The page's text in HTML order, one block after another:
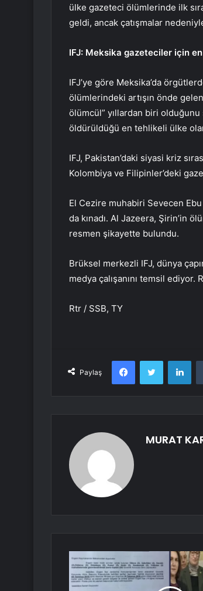
ülke gazeteci ölümlerinde ilk
geldi, ancak çatışmalar
IFJ: Meksika gazeteciler için
IFJ’ye göre Meksika’da
ölümlerindeki artışın önde
ölümcül” yıllardan biri
öldürüldüğü en tehlikeli ülke
IFJ, Pakistan’daki siyasi kriz
Kolombiya ve Filipinler’deki
El Cezire muhabiri Sevecen
da kınadı. Al Jazeera, Şirin’in
resmen şikayette bulundu.
Brüksel merkezli IFJ, dünya
medya çalışanını temsil
Rtr / SSB, TY
Paylaş
FacebookTwitter
MURAT